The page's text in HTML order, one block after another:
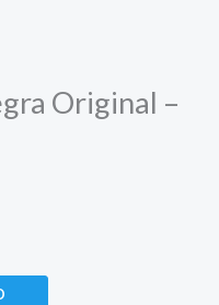
Original –